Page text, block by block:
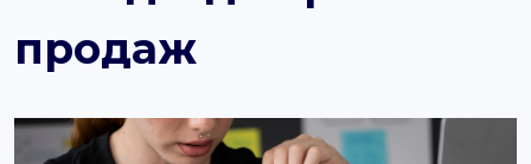
Блог
Контакты
продаж